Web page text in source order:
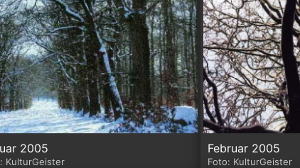
2005
KulturGeister
Februar 2005
Foto: KulturGeister